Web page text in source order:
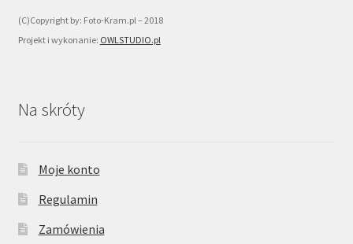
(C)Copyright by: Foto-Kram.pl – 2018
Projekt i wykonanie: OWLSTUDIO.pl
Na skróty
Moje konto
Regulamin
Zamówienia